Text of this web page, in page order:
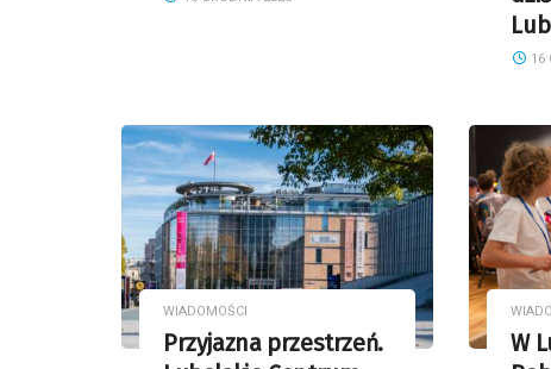
16
WIADOMOŚCI
Przyjazna przestrzeń.
W